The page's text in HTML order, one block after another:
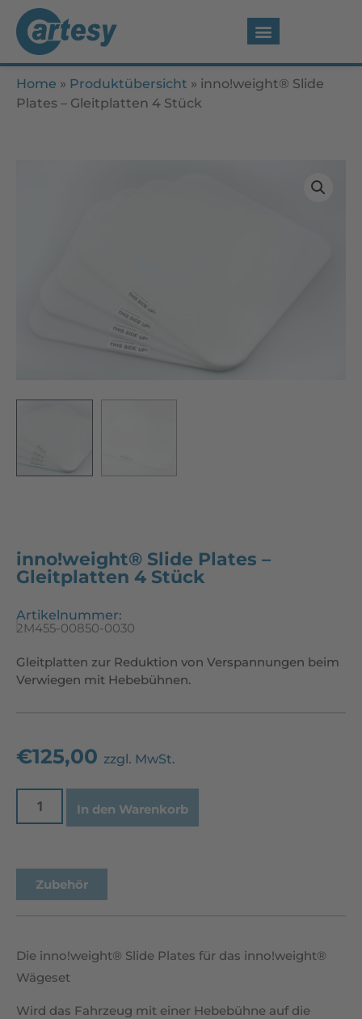
Home » Produktübersicht » inno!weight® Slide
Plates – Gleitplatten 4 Stück
inno!weight® Slide Plates –
Gleitplatten 4 Stück
Artikelnummer:
2M455-00850-0030
Gleitplatten zur Reduktion von Verspannungen beim
Verwiegen mit Hebebühnen.
€125,00 zzgl. MwSt.
In den Warenkorb
Zubehör
Die inno!weight® Slide Plates für das inno!weight®
Wägeset
Wird das Fahrzeug mit einer Hebebühne auf die